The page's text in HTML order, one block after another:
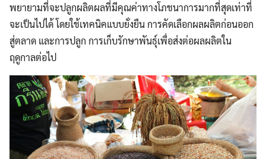
พยายามที่จะปลูกผลิตผลที่มีคุณค่าทางโภชนาการมากที่สุดเท่าที่
จะเป็นไปได้ โดยใช้เทคนิคแบบยั่งยืน การคัดเลือกผลผลิตก่อนออก
สู่ตลาด และการปลูก การเก็บรักษาพันธุ์เพื่อส่งต่อผลผลิตใน
ฤดูกาลต่อไป